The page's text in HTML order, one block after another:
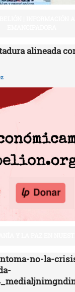
alineada
no-la-